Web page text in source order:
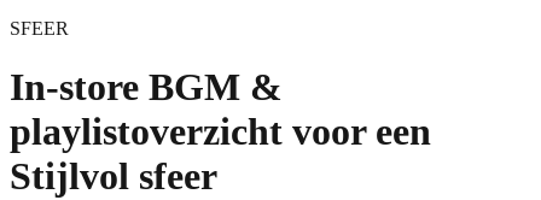
SFEER
In-store BGM &
playlistoverzicht voor een
Stijlvol sfeer